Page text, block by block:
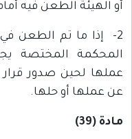
أو الهيئة الطعن فيه
2- إذا ما تم الطعن في
المحكمة المختصة
عملها لحين صدور
عن عملها أو حلها.
مادة (39)